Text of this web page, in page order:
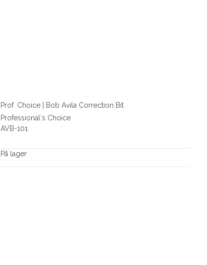
Prof. Choice | Bob Avila Correction Bit
Professional´s Choice
AVB-101
På lager